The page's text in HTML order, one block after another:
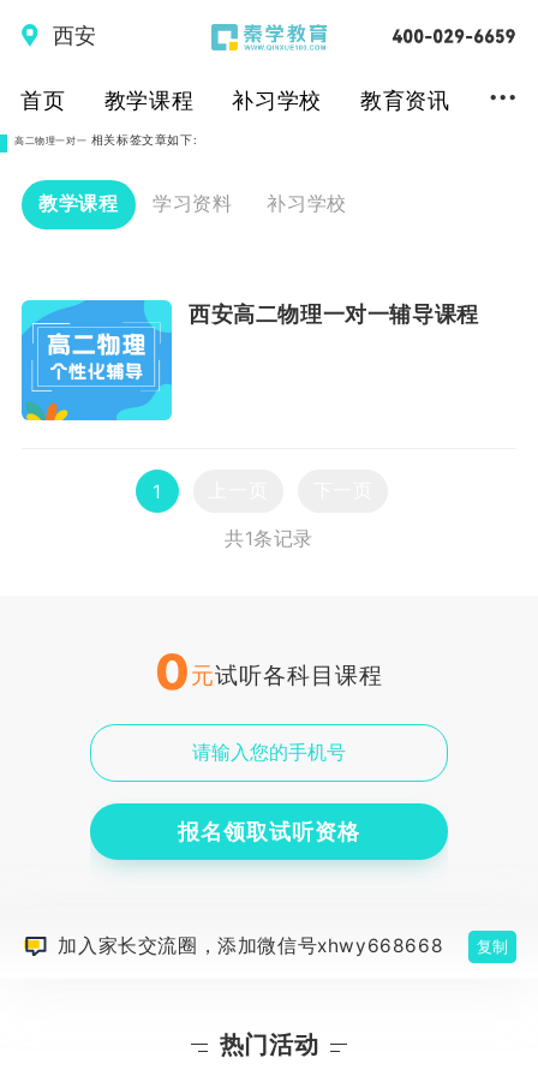
西安
首页 教学课程 补习学校 教育资讯 ...
高二物理一对一 相关标签文章如下:
教学课程 学习资料 补习学校
西安高二物理一对一辅导课程
1
共1条记录
0元试听各科目课程
报名领取试听资格
加入家长交流圈，添加微信号xhwy668668 复制
热门活动